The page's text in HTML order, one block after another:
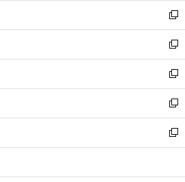
く
で
開
く
ド
ウ
で
開
く
ィ
ン
ド
ウ
で
開
く
し
い
ウ
ィ
ン
ド
ウ
で
開
く
新
し
い
ウ
ィ
ン
ド
ウ
で
開
新
し
い
ウ
ィ
ン
ド
ウ
開
新
し
い
ウ
ィ
ン
ウ
新
し
い
ウ
ン
新
し
ウ